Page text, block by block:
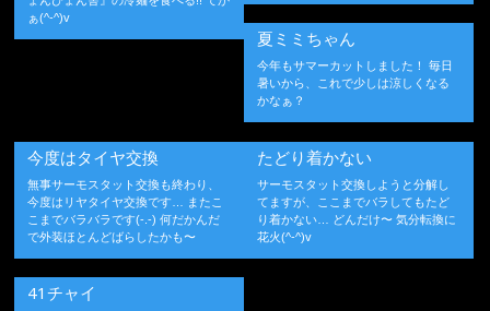
ぁ(^-^)v
夏ミミちゃん
今年もサマーカットしました！ 毎日
暑いから、これで少しは涼しくなる
かなぁ？
今度はタイヤ交換
無事サーモスタット交換も終わり、
今度はリヤタイヤ交換です… またこ
こまでバラバラです(-.-) 何だかんだ
で外装ほとんどばらしたかも〜
たどり着かない
サーモスタット交換しようと分解し
てますが、ここまでバラしてもたど
り着かない… どんだけ〜 気分転換に
花火(^-^)v
41チャイ